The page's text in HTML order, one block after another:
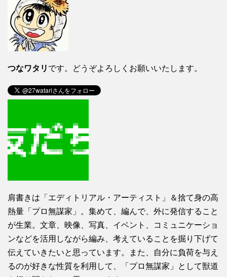
つなワタリ です。どうぞよろしくお願いいたします。
肩書きは「エディトリアル・アーティスト」＆捨て身の高
熱量「プロ無謀家」。集めて、編んで、外に発信すること
が生業。文章、映像、写真、イベント、コミュニケーショ
ンなどを活用しながら編み、考えていることを掘り下げて
伝えていきたいと思っています。また、自分に負荷を与え
るのが好きな性質を利用して、「プロ無謀家」として獣道